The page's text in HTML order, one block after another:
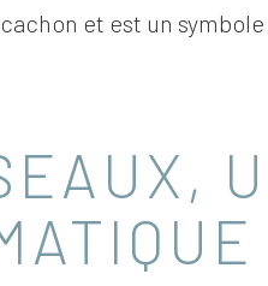
et est un